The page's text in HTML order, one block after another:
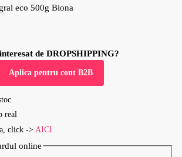
eco 500g Biona
de DROPSHIPPING?
Aplica pentru cont B2B
real
click -> AICI
online